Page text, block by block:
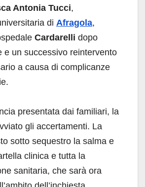
Antonia Tucci,
di Afragola,
Cardarelli dopo
e un successivo reintervento
a causa di complicanze
presentata dai familiari, la
gli accertamenti. La
sotto sequestro la salma e
clinica e tutta la
sanitaria, che sarà ora